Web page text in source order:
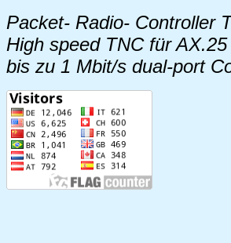
Packet- Radio- Controller
High speed TNC für
bis zu 1 Mbit/s dual-port